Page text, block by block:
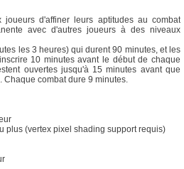
joueurs d'affiner leurs aptitudes au combat
avec d'autres joueurs à des niveaux
les 3 heures) qui durent 90 minutes, et les
10 minutes avant le début de chaque
ouvertes jusqu'à 15 minutes avant que
Chaque combat dure 9 minutes.
plus (vertex pixel shading support requis)